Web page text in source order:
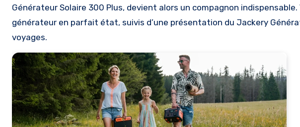
Générateur Solaire 300 Plus, devient alors un compagnon
générateur en parfait état, suivis d’une présentation du Jackery
voyages.